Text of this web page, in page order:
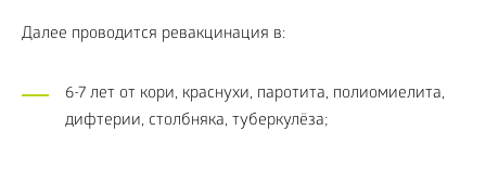
Далее проводится ревакцинация в:
6-7 лет от кори, краснухи, паротита, полиомиелита,
дифтерии, столбняка, туберкулёза;